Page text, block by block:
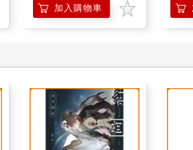
「行動派」的37個科
學方法
加入購物車